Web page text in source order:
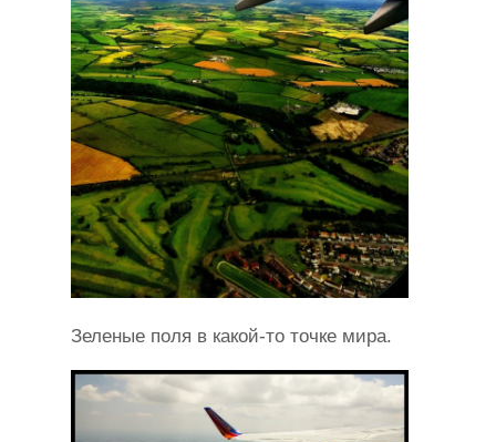
Зеленые поля в какой-то точке мира.